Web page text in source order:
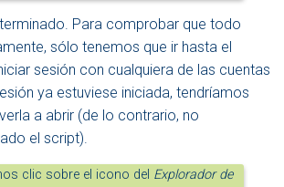
Para comprobar que todo
sólo tenemos que ir hasta el
sesión con cualquiera de las cuentas
ya estuviese iniciada, tendríamos
a abrir (de lo contrario, no
el script).
clic sobre el icono del Explorador de